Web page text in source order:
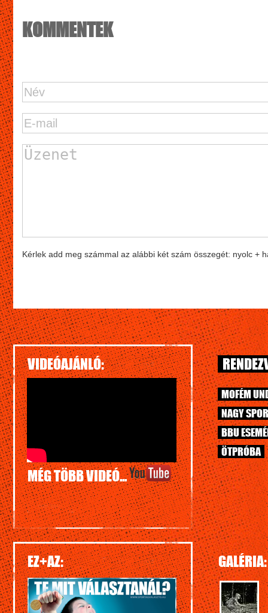
KOMMENTEK
Kérlek add meg számmal az alábbi két szám összegét: nyolc +
VIDEÓAJÁNLÓ:
MÉG TÖBB VIDEÓ...
MOFÉM
NAGY
BBU
ÖTPRÓBA
EZ+AZ: GALÉRIA: